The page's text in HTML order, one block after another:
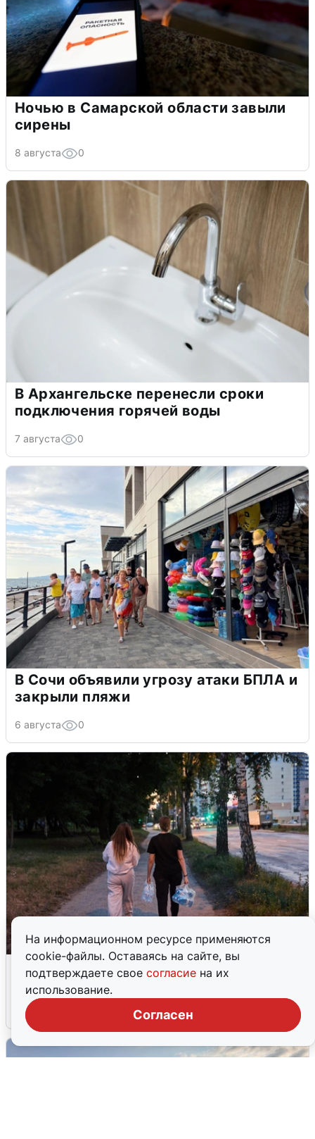
На информационном ресурсе применяются
cookie-файлы. Оставаясь на сайте, вы
подтверждаете свое согласие на их
использование.
Согласен
Ночью в Самарской области завыли
сирены
8 августа 0
В Архангельске перенесли сроки
подключения горячей воды
7 августа 0
В Сочи объявили угрозу атаки БПЛА и
закрыли пляжи
6 августа 0
Опубликована карта отключений
воды в Воронеже
6 августа